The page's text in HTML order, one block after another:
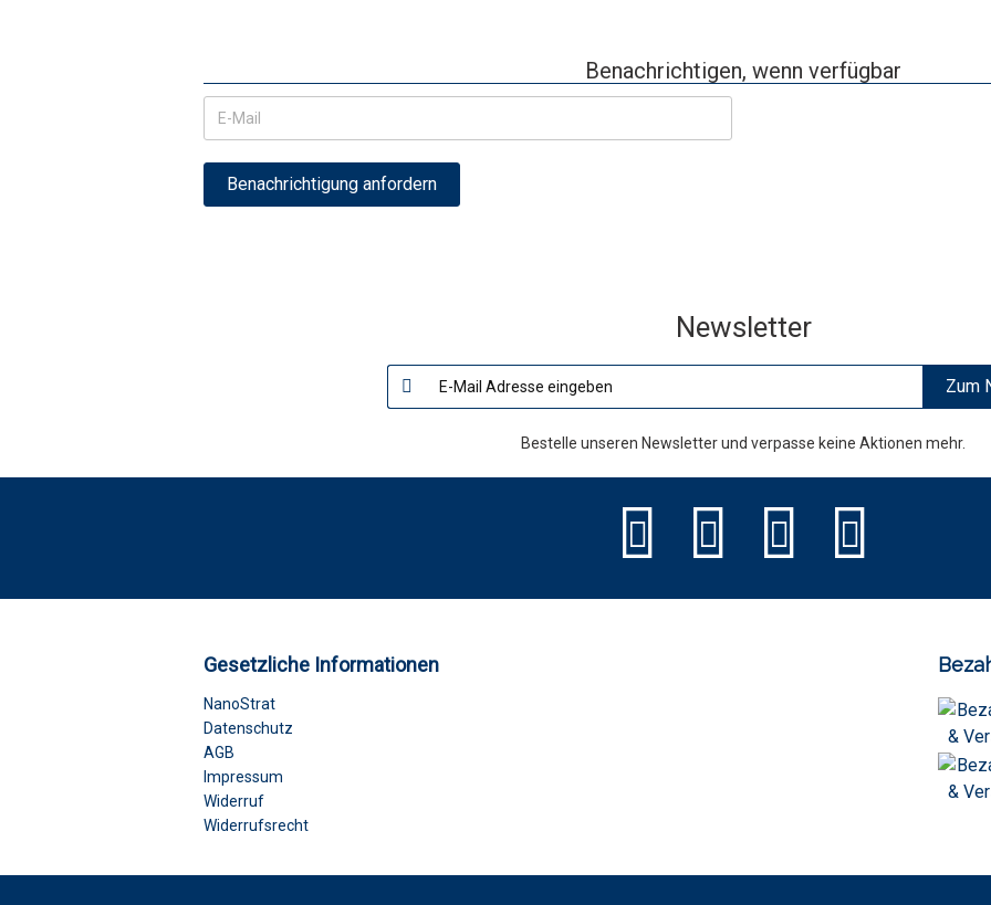
Benachrichtigen, wenn verfügbar
Benachrichtigung anfordern
Newsletter
Zum
Bestelle unseren Newsletter und verpasse keine Aktionen mehr.
Gesetzliche Informationen
NanoStrat
Datenschutz
AGB
Impressum
Widerruf
Widerrufsrecht